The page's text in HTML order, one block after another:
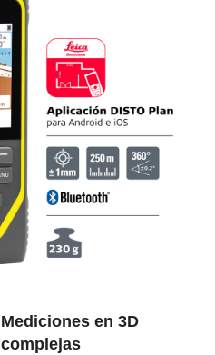
Mediciones en 3D
complejas